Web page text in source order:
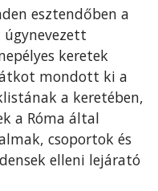
esztendőben a
keretek
mondott ki a
a keretében,
a Róma által
csoportok és
elleni lejárató